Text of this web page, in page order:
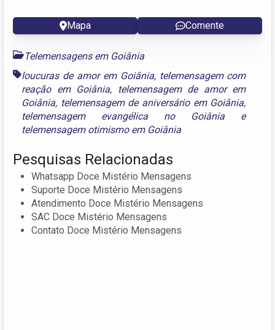
Mapa Comente
Telemensagens em Goiânia
loucuras de amor em Goiânia, telemensagem com
reação em Goiânia,
telemensagem de amor em
Goiânia, telemensagem de aniversário em Goiânia,
telemensagem evangélica no Goiânia e
telemensagem otimismo em Goiânia
Pesquisas Relacionadas
Whatsapp Doce Mistério Mensagens
Suporte Doce Mistério Mensagens
Atendimento Doce Mistério Mensagens
SAC Doce Mistério Mensagens
Contato Doce Mistério Mensagens